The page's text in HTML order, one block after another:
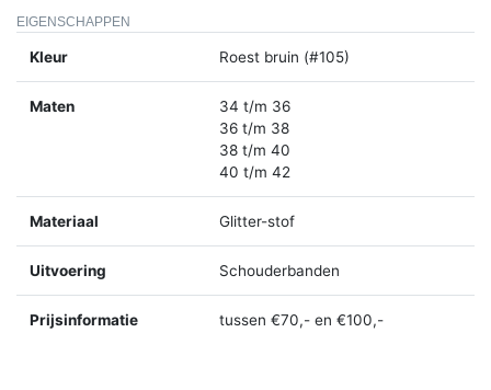
EIGENSCHAPPEN
Kleur Roest bruin (#105)
Maten
34 t/m 36
36 t/m 38
38 t/m 40
40 t/m 42
Materiaal Glitter-stof
Uitvoering Schouderbanden
Prijsinformatie tussen €70,- en €100,-